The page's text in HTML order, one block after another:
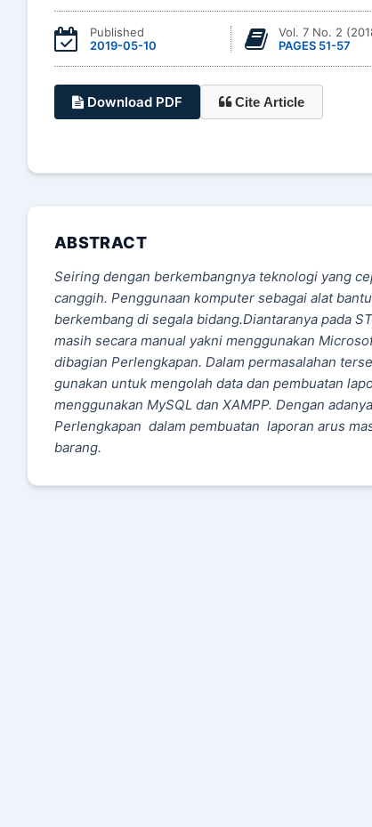
Published
2019-05-10
Vol. 7 No. 2
PAGES 51-57
Download PDF Cite Article
ABSTRACT
Seiring dengan berkembangnya teknologi yang
canggih. Penggunaan komputer sebagai alat
berkembang di segala bidang.Diantaranya pada
masih secara manual yakni menggunakan
dibagian Perlengkapan. Dalam permasalahan
gunakan untuk mengolah data dan pembuatan
menggunakan MySQL dan XAMPP. Dengan
Perlengkapan dalam pembuatan laporan arus
barang.